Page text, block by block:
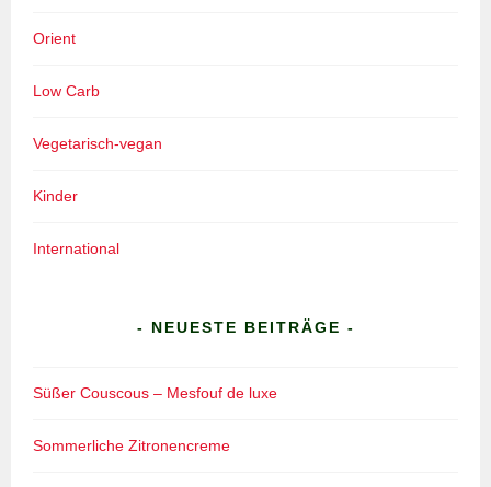
Orient
Low Carb
Vegetarisch-vegan
Kinder
International
- NEUESTE BEITRÄGE -
Süßer Couscous – Mesfouf de luxe
Sommerliche Zitronencreme